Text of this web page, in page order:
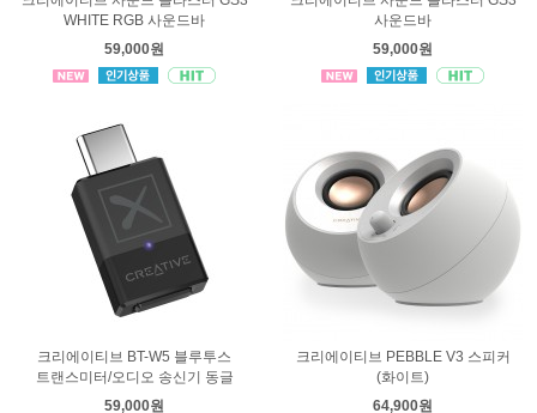
WHITE RGB 사운드바
59,000원
사운드바
59,000원
크리에이티브 BT-W5 블루투스
트랜스미터/오디오 송신기 동글
59,000원
크리에이티브 PEBBLE V3 스피커
(화이트)
64,900원